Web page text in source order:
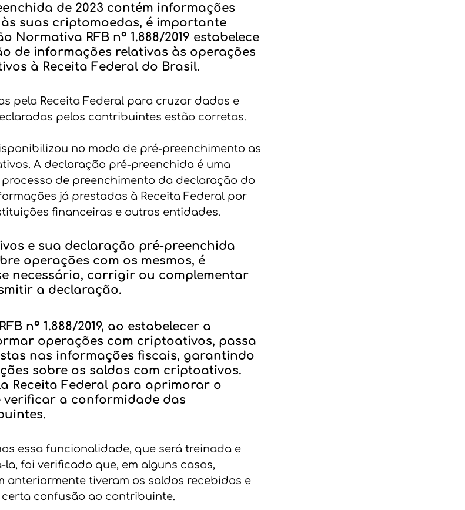
de 2023 contém informações
suas criptomoedas, é importante
Normativa RFB nº 1.888/2019 estabelece
de informações relativas às operações
à Receita Federal do Brasil.
pela Receita Federal para cruzar dados e
pelos contribuintes estão corretas.
no modo de pré-preenchimento as
A declaração pré-preenchida é uma
de preenchimento da declaração do
já prestadas à Receita Federal por
financeiras e outras entidades.
e sua declaração pré-preenchida
operações com os mesmos, é
necessário, corrigir ou complementar
a declaração.
nº 1.888/2019, ao estabelecer a
operações com criptoativos, passa
nas informações fiscais, garantindo
sobre os saldos com criptoativos.
Receita Federal para aprimorar o
verificar a conformidade das
essa funcionalidade, que será treinada e
foi verificado que, em alguns casos,
anteriormente tiveram os saldos recebidos e
confusão ao contribuinte.